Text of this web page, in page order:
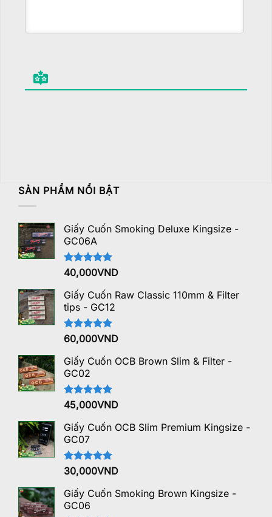
SẢN PHẨM NỔI BẬT
Giấy Cuốn Smoking Deluxe Kingsize -
GC06A
Được xếp
hạng
5 sao
40,000VND
Giấy Cuốn Raw Classic 110mm & Filter
tips - GC12
Được xếp
hạng
5 sao
60,000VND
Giấy Cuốn OCB Brown Slim & Filter -
GC02
Được xếp
hạng
5 sao
45,000VND
Giấy Cuốn OCB Slim Premium Kingsize -
GC07
Được xếp
hạng
5 sao
30,000VND
Giấy Cuốn Smoking Brown Kingsize -
GC06